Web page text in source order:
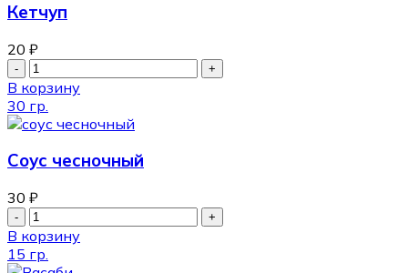
Кетчуп
20 ₽
В корзину
30 гр.
Соус чесночный
30 ₽
В корзину
15 гр.